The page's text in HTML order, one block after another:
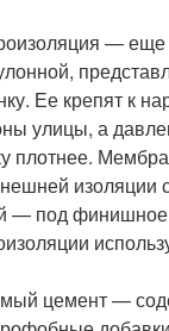
— еще
Ее крепят к
улицы, а
плотнее.
изоляции
— под
цемент —